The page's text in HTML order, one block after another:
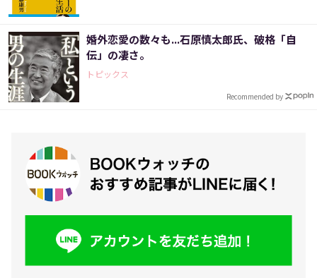
婚外恋愛の数々も...石原慎太郎氏、破格「自
伝」の凄さ。
トピックス
Recommended by